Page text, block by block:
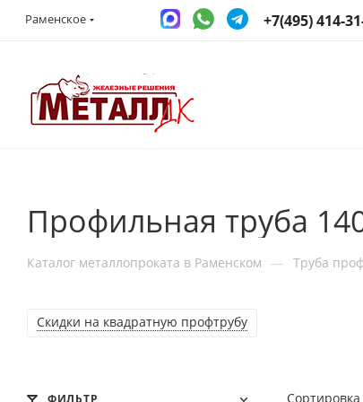
Раменское +7(495) 414-
Профильная труба
Каталог металлопроката в Раменском — Труба
Скидки на квадратную профтрубу
ФИЛЬТР